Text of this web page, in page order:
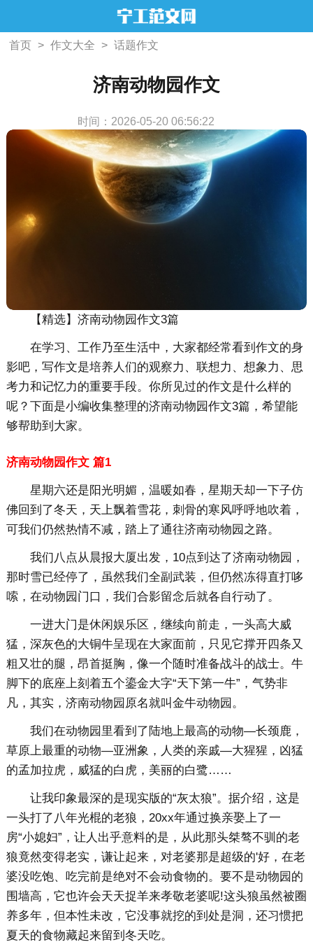
首页 > 作文大全 > 话题作文
济南动物园作文
时间：2026-05-20 06:56:22
【精选】济南动物园作文3篇
在学习、工作乃至生活中，大家都经常看到作文的身
影吧，写作文是培养人们的观察力、联想力、想象力、思
考力和记忆力的重要手段。你所见过的作文是什么样的
呢？下面是小编收集整理的济南动物园作文3篇，希望能
够帮助到大家。
济南动物园作文 篇1
星期六还是阳光明媚，温暖如春，星期天却一下子仿
佛回到了冬天，天上飘着雪花，刺骨的寒风呼呼地吹着，
可我们仍然热情不减，踏上了通往济南动物园之路。
我们八点从晨报大厦出发，10点到达了济南动物园，
那时雪已经停了，虽然我们全副武装，但仍然冻得直打哆
嗦，在动物园门口，我们合影留念后就各自行动了。
一进大门是休闲娱乐区，继续向前走，一头高大威
猛，深灰色的大铜牛呈现在大家面前，只见它撑开四条又
粗又壮的腿，昂首挺胸，像一个随时准备战斗的战士。牛
脚下的底座上刻着五个鎏金大字“天下第一牛”，气势非
凡，其实，济南动物园原名就叫金牛动物园。
我们在动物园里看到了陆地上最高的动物—长颈鹿，
草原上最重的动物—亚洲象，人类的亲戚—大猩猩，凶猛
的孟加拉虎，威猛的白虎，美丽的白鹭……
让我印象最深的是现实版的“灰太狼”。据介绍，这是
一头打了八年光棍的老狼，20xx年通过换亲娶上了一
房“小媳妇”，让人出乎意料的是，从此那头桀骜不驯的老
狼竟然变得老实，谦让起来，对老婆那是超级的'好，在老
婆没吃饱、吃完前是绝对不会动食物的。要不是动物园的
围墙高，它也许会天天捉羊来孝敬老婆呢!这头狼虽然被圈
养多年，但本性未改，它没事就挖的到处是洞，还习惯把
夏天的食物藏起来留到冬天吃。